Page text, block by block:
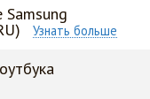
Узнать больше